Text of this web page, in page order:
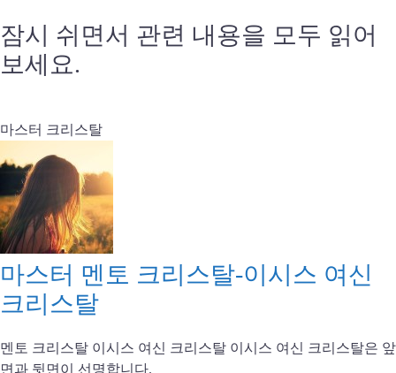
잠시 쉬면서 관련 내용을 모두 읽어
보세요.
마스터 크리스탈
마스터 멘토 크리스탈-이시스 여신
크리스탈
멘토 크리스탈 이시스 여신 크리스탈 이시스 여신 크리스탈은 앞
면과 뒷면이 선명합니다.